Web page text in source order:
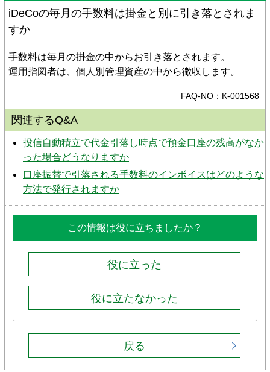
iDeCoの毎月の手数料は掛金と別に引き落とされま
すか
手数料は毎月の掛金の中からお引き落とされます。
運用指図者は、個人別管理資産の中から徴収します。
FAQ-NO：K-001568
関連するQ&A
投信自動積立で代金引落し時点で預金口座の残高がなか
った場合どうなりますか
口座振替で引落される手数料のインボイスはどのような
方法で発行されますか
この情報は役に立ちましたか？
役に立った
役に立たなかった
戻る